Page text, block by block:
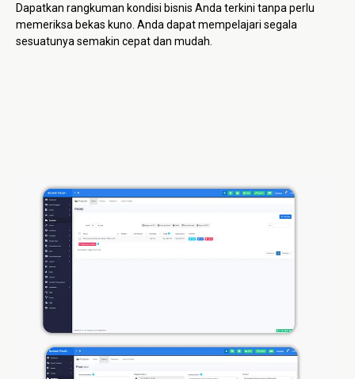
Dapatkan rangkuman kondisi bisnis Anda terkini tanpa perlu
memeriksa bekas kuno. Anda dapat mempelajari segala
sesuatunya semakin cepat dan mudah.